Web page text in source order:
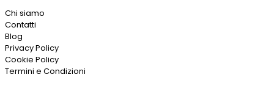
Chi siamo
Contatti
Blog
Privacy Policy
Cookie Policy
Termini e Condizioni